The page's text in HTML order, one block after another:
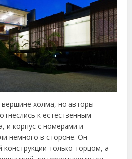
холма, но авторы
к естественным
и корпус с номерами и
немного в стороне. Он
конструкции только торцом, а